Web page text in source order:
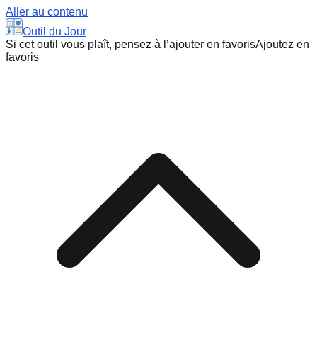
Aller au contenu
Outil du Jour
Si cet outil vous plaît, pensez à l’ajouter en favorisAjoutez en
favoris